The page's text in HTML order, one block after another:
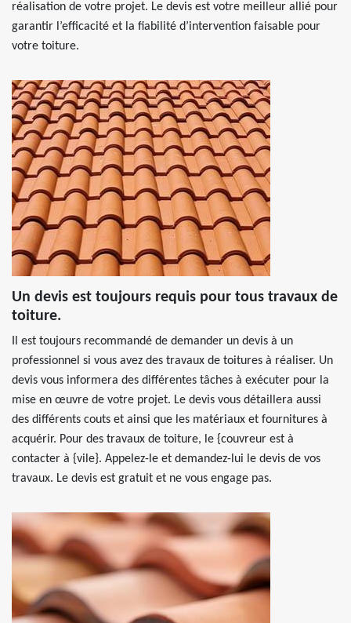
réalisation de votre projet. Le devis est votre meilleur allié pour
garantir l’efficacité et la fiabilité d’intervention faisable pour
votre toiture.
Un devis est toujours requis pour tous travaux de
toiture.
Il est toujours recommandé de demander un devis à un
professionnel si vous avez des travaux de toitures à réaliser. Un
devis vous informera des différentes tâches à exécuter pour la
mise en œuvre de votre projet. Le devis vous détaillera aussi
des différents couts et ainsi que les matériaux et fournitures à
acquérir. Pour des travaux de toiture, le {couvreur est à
contacter à {vile}. Appelez-le et demandez-lui le devis de vos
travaux. Le devis est gratuit et ne vous engage pas.